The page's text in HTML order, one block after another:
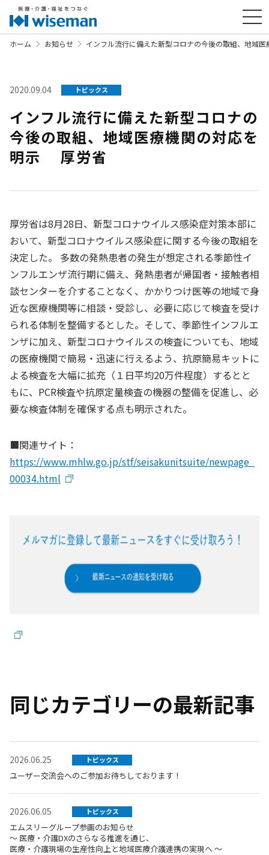
ホーム お知らせ インフル流行に備えた新型コロナの今後の取組、地域
2020.09.04 トピックス
インフル流行に備えた新型コロナの
今後の取組、地域医療機関の対応を
明示 厚労省
厚労省は8月28日、新型コロナウイルス感染症対策本部に
おいて、新型コロナウイルス感染症に関する今後の取組を
決定した。 多数の発熱患者の発生が想定される季節性イ
ンフルエンザ流行期に備え、発熱患者が帰国者・接触者相
談センターを介することなく、かかりつけ医等の地域で身
近な医療機関等に相談・受診し、必要に応じて検査を受け
られる体制を整備するとした。そして、季節性インフルエ
ンザに加え、新型コロナウイルスの検査についても、地域
の医療機関で簡易・迅速に行えるよう、抗原簡易キットに
よる検査を大幅に拡充（１日平均20万件程度）するとと
もに、PCR検査や抗原定量検査の機器の整備を促進し、必
要な検査体制を確保する点も明示された。
■関連サイト：
https://www.mhlw.go.jp/stf/seisakunitsuite/newpage_
00034.html
同じカテゴリーの最新記事
2026.06.25 トピックス
ユーザー交流会へのご参加お待ちしております！
2026.06.05 トピックス
エムスリーグループ参画のお知らせ
～ 医療・介護DXのさらなる推進を通じ、
医療・介護現場の生産性向上と地域医療介護連携の実現へ ～